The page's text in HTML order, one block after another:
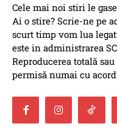
Cele mai noi stiri le
Ai o stire? Scrie-ne pe
scurt timp vom lua
este in administrarea
Reproducerea totală
permisă numai cu